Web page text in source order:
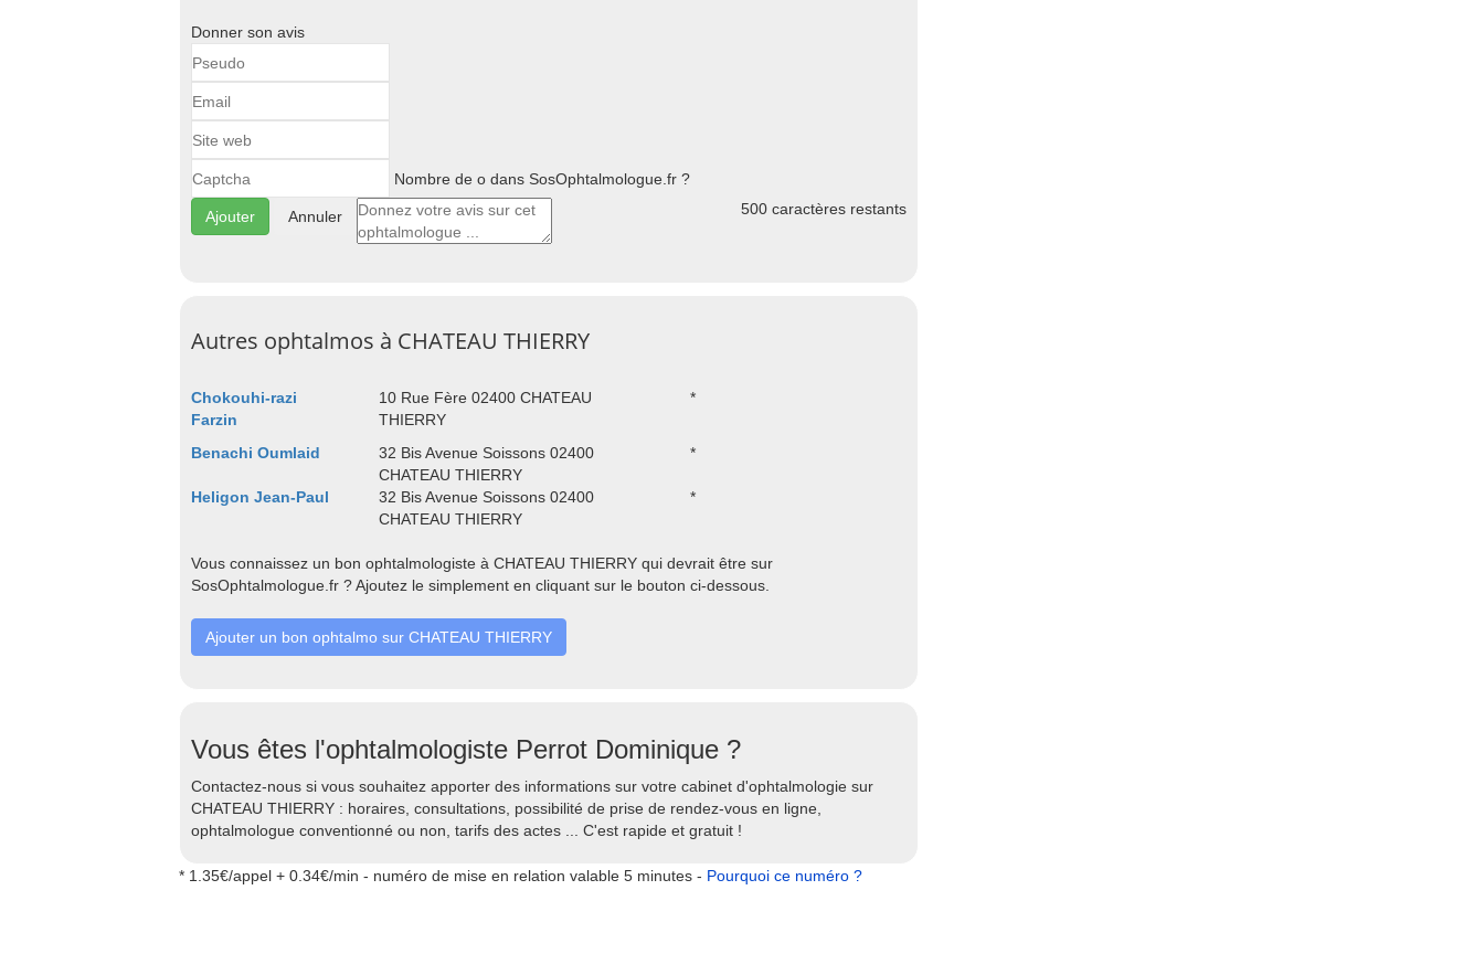
Donner son avis
Nombre de o dans SosOphtalmologue.fr ?
Annuler 500 caractères restants
Autres ophtalmos à CHATEAU THIERRY
Chokouhi-razi
Farzin
10 Rue Fère 02400 CHATEAU
THIERRY
*
Benachi Oumlaid
32 Bis Avenue Soissons 02400
CHATEAU THIERRY
*
Heligon Jean-Paul
32 Bis Avenue Soissons 02400
CHATEAU THIERRY
*
Vous connaissez un bon ophtalmologiste à CHATEAU THIERRY qui devrait être sur
SosOphtalmologue.fr ? Ajoutez le simplement en cliquant sur le bouton ci-dessous.
Ajouter un bon ophtalmo sur CHATEAU THIERRY
Vous êtes l'ophtalmologiste Perrot Dominique ?
Contactez-nous si vous souhaitez apporter des informations sur votre cabinet d'ophtalmologie sur
CHATEAU THIERRY : horaires, consultations, possibilité de prise de rendez-vous en ligne,
ophtalmologue conventionné ou non, tarifs des actes ... C'est rapide et gratuit !
* 1.35€/appel + 0.34€/min - numéro de mise en relation valable 5 minutes - Pourquoi ce numéro ?